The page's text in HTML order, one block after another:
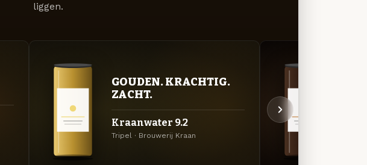
liggen.
GOUDEN. KRACHTIG.
ZACHT.
Kraanwater 9.2
Tripel · Brouwerij Kraan